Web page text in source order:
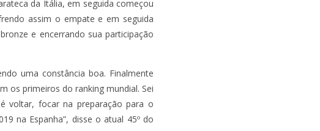
da Itália, em seguida começou
assim o empate e em seguida
e encerrando sua participação
uma constância boa. Finalmente
os primeiros do ranking mundial. Sei
voltar, focar na preparação para o
na Espanha”, disse o atual 45º do